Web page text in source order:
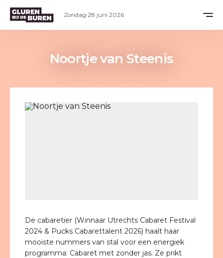
Noortje van Steenis
De cabaretier (Winnaar Utrechts Cabaret Festival
2024 & Pucks Cabarettalent 2026) haalt haar
mooiste nummers van stal voor een energiek
programma: Cabaret met zonder jas. Ze prikt
Zondag 28 juni 2026